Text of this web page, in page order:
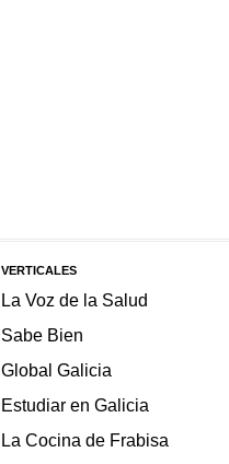
VERTICALES
La Voz de la Salud
Sabe Bien
Global Galicia
Estudiar en Galicia
La Cocina de Frabisa